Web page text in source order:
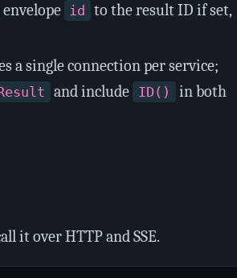
id
to the result ID if set,
a single connection per service;
and include ID()
in both
it over HTTP and SSE.